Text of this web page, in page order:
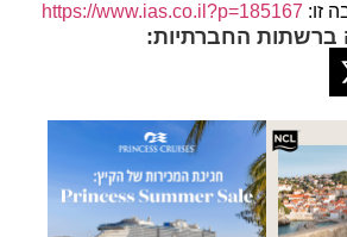
זו: https://www.ias.co.il?p=185167
החברתיות: